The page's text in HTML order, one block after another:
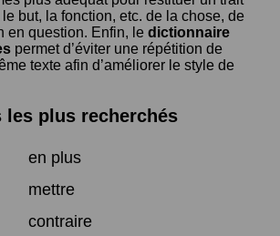
but, la fonction, etc. de la chose, de
en question. Enfin, le dictionnaire
permet d’éviter une répétition de
texte afin d’améliorer le style de
les plus recherchés
en plus
mettre
contraire